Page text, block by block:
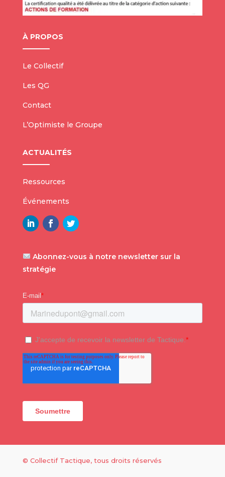
À PROPOS
Le Collectif
Les QG
Contact
L’Optimiste le Groupe
ACTUALITÉS
Ressources
Événements
Abonnez-vous à notre newsletter sur la
stratégie
© Collectif Tactique, tous droits réservés